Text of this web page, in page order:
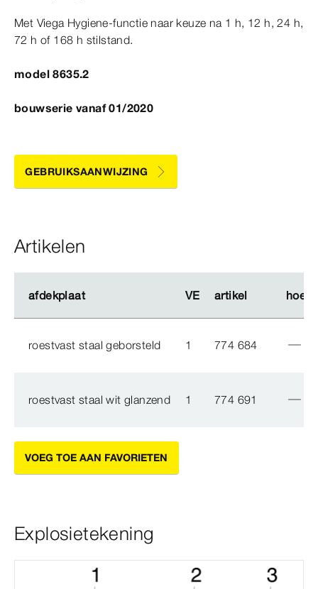
Met Viega Hygiene-​functie naar keuze na 1 h, 12 h, 24 h,
72 h of 168 h stilstand.
model 8635.2
bouwserie vanaf 01/2020
GEBRUIKSAANWIJZING
Artikelen
afdekplaat VE artikel
afdekplaat VE artikel
roestvast staal geborsteld 1 774 684
roestvast staal wit glanzend 1 774 691
VOEG TOE AAN FAVORIETEN
Explosietekening